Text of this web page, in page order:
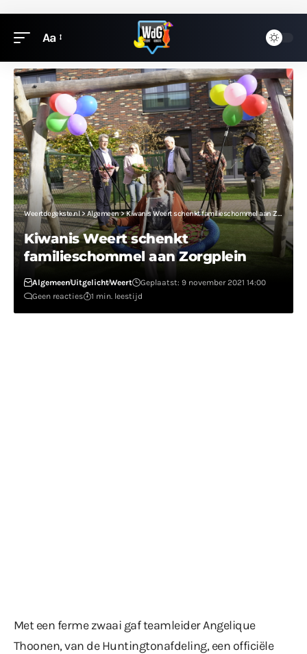
Aa
Weertdegekste.nl> Algemeen>Kiwanis Weert schenkt familieschommel aan Zorgplein
Kiwanis Weert schenkt
familieschommel aan Zorgplein
AlgemeenUitgelichtWeert
Geplaatst: 9 november 2021 14:00
Geen reacties
1 min. leestijd
Met een ferme zwaai gaf teamleider Angelique
Thoonen, van de Huntingtonafdeling, een officiële